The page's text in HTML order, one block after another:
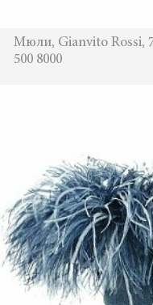
Мюли, Gianvito Rossi,
500 8000